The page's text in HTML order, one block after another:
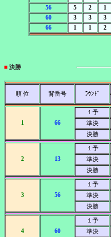
56
5 2 1
60
3 3 3
66
1 1 2
■ 決勝
順 位 背番号 ﾗｳﾝﾄﾞ
1 66
１予
準決
決勝
2 13
１予
準決
決勝
3 56
１予
準決
決勝
4 60
１予
準決